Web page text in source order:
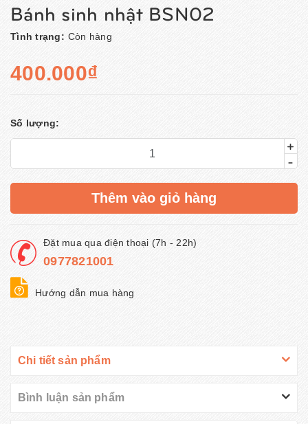
Bánh sinh nhật BSN02
Tình trạng: Còn hàng
400.000₫
Số lượng:
+
-
Thêm vào giỏ hàng
Đặt mua qua điện thoại (7h - 22h)
0977821001
Hướng dẫn mua hàng
Chi tiết sản phẩm
Bình luận sản phẩm